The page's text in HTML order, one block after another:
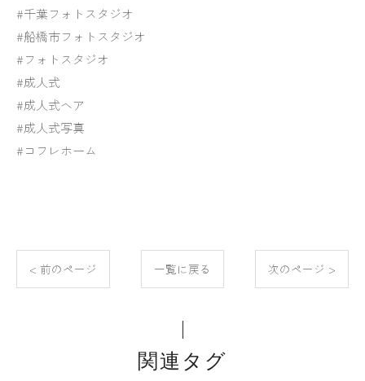
#千葉フォトスタジオ
#船橋市フォトスタジオ
#フォトスタジオ
#成人式
#成人式ヘア
#成人式写真
#コフレホーム
< 前のページ 一覧に戻る 次のページ >
関連タグ